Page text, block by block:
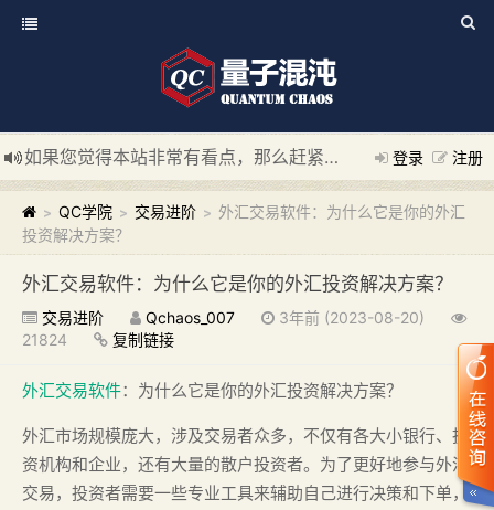
登录 注册
如果您觉得本站非常有看点，那么赶紧使用Ctrl+D 收藏我们吧
新添加量子混沌系统板块，欢迎大家访问！
---“量子混沌系
> QC学院 > 交易进阶 > 外汇交易软件：为什么它是你的外汇
投资解决方案？
外汇交易软件：为什么它是你的外汇投资解决方案？
交易进阶 Qchaos_007
3年前 (2023-08-20)
21824
复制链接
外汇交易软件：为什么它是你的外汇投资解决方案？
外汇市场规模庞大，涉及交易者众多，不仅有各大小银行、投
资机构和企业，还有大量的散户投资者。为了更好地参与外汇
交易，投资者需要一些专业工具来辅助自己进行决策和下单，